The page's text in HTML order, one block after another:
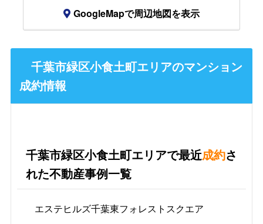
GoogleMapで周辺地図を表示
千葉市緑区小食土町エリアのマンション
成約情報
千葉市緑区小食土町エリアで最近成約さ
れた不動産事例一覧
エステヒルズ千葉東フォレストスクエア